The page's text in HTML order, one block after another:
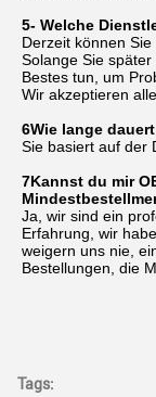
5- Welche
Derzeit können
Solange Sie
Bestes tun, um
Wir akzeptieren
6Wie lange
Sie basiert auf der
7Kannst du mir
Ja, wir sind ein
Erfahrung, wir
weigern uns nie,
Bestellungen, die
Tags: